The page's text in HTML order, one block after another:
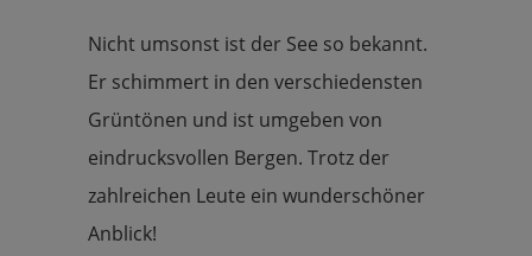
Nicht umsonst ist der See so bekannt.
Er schimmert in den verschiedensten
Grüntönen und ist umgeben von
eindrucksvollen Bergen. Trotz der
zahlreichen Leute ein wunderschöner
Anblick!